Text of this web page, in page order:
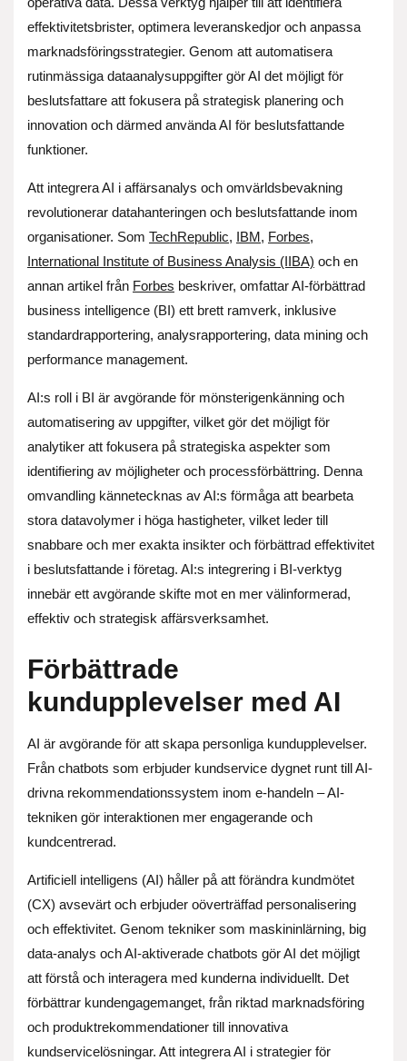
effektivitetsbrister, optimera leveranskedjor och anpassa
marknadsföringsstrategier. Genom att automatisera
rutinmässiga dataanalysuppgifter gör AI det möjligt för
beslutsfattare att fokusera på strategisk planering och
innovation och därmed använda AI för beslutsfattande
funktioner.
Att integrera AI i affärsanalys och omvärldsbevakning
revolutionerar datahanteringen och beslutsfattande inom
organisationer. Som TechRepublic, IBM, Forbes,
International Institute of Business Analysis (IIBA) och en
annan artikel från Forbes beskriver, omfattar AI-förbättrad
business intelligence (BI) ett brett ramverk, inklusive
standardrapportering, analysrapportering, data mining och
performance management.
AI:s roll i BI är avgörande för mönsterigenkänning och
automatisering av uppgifter, vilket gör det möjligt för
analytiker att fokusera på strategiska aspekter som
identifiering av möjligheter och processförbättring. Denna
omvandling kännetecknas av AI:s förmåga att bearbeta
stora datavolymer i höga hastigheter, vilket leder till
snabbare och mer exakta insikter och förbättrad effektivitet
i beslutsfattande i företag. AI:s integrering i BI-verktyg
innebär ett avgörande skifte mot en mer välinformerad,
effektiv och strategisk affärsverksamhet.
Förbättrade
kundupplevelser med AI
AI är avgörande för att skapa personliga kundupplevelser.
Från chatbots som erbjuder kundservice dygnet runt till AI-
drivna rekommendationssystem inom e-handeln – AI-
tekniken gör interaktionen mer engagerande och
kundcentrerad.
Artificiell intelligens (AI) håller på att förändra kundmötet
(CX) avsevärt och erbjuder oöverträffad personalisering
och effektivitet. Genom tekniker som maskininlärning, big
data-analys och AI-aktiverade chatbots gör AI det möjligt
att förstå och interagera med kunderna individuellt. Det
förbättrar kundengagemanget, från riktad marknadsföring
och produktrekommendationer till innovativa
kundservicelösningar. Att integrera AI i strategier för